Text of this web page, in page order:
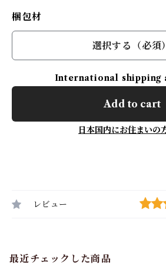
梱包材
選択する（必須）
International shipping
Add to cart
日本国内にお住まいの
レビュー
最近チェックした商品